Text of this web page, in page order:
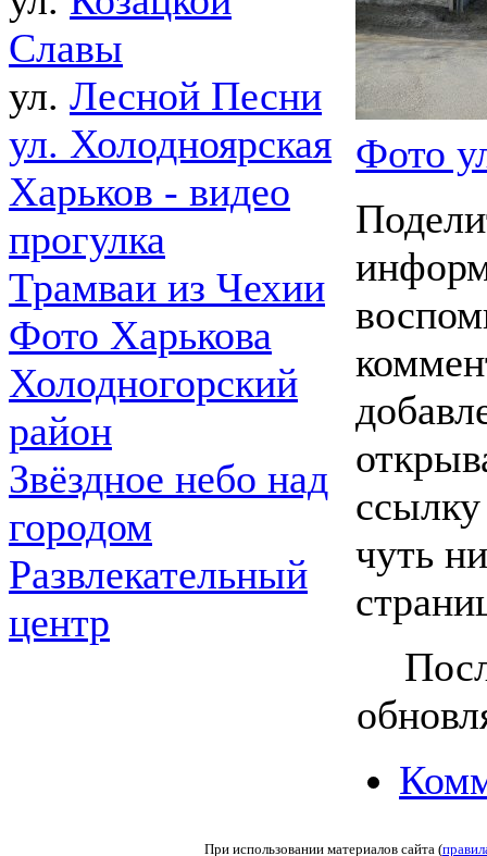
Славы
ул. Лесной Песни
ул. Холодноярская
Харьков - видео
прогулка
Трамваи из Чехии
Фото Харькова
Холодногорский
район
Звёздное небо над
городом
Развлекательный
центр
Фото
чуть
При использовании материалов сайта (